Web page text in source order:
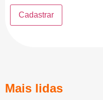
Mais lidas